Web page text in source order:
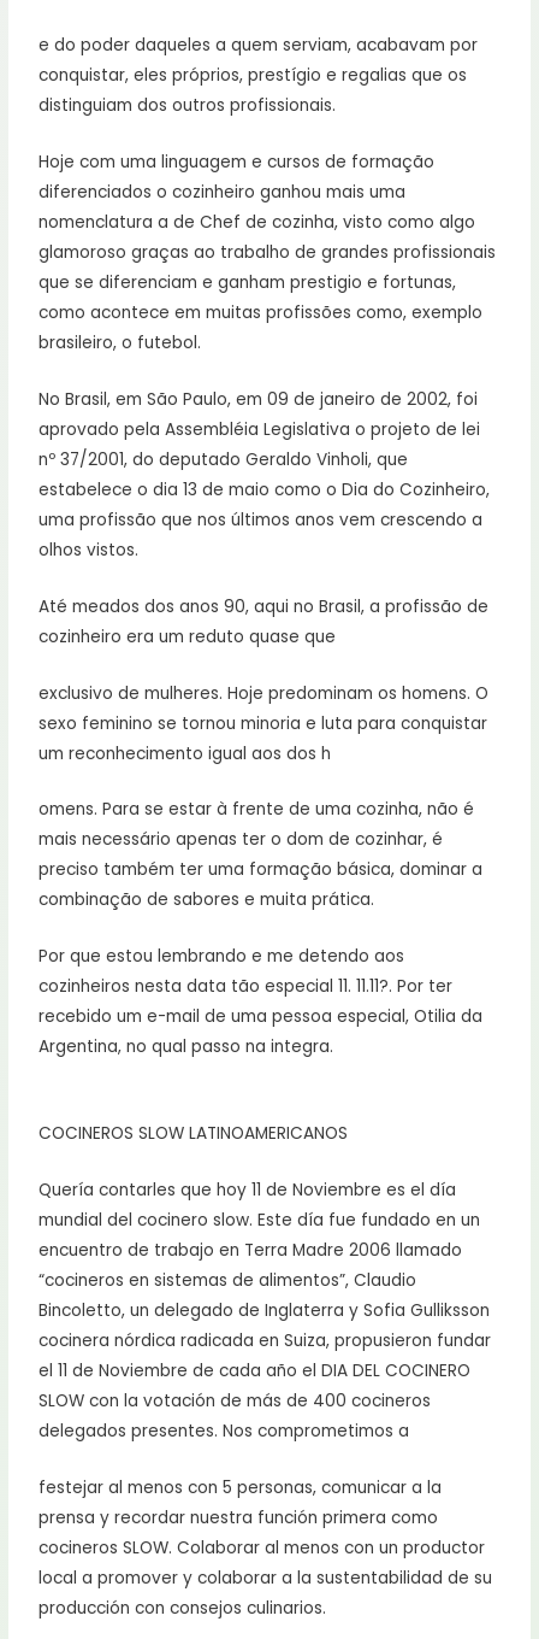
e do poder daqueles a quem serviam, acabavam por
conquistar, eles próprios, prestígio e regalias que os
distinguiam dos outros profissionais.
Hoje com uma linguagem e cursos de formação
diferenciados o cozinheiro ganhou mais uma
nomenclatura a de Chef de cozinha, visto como algo
glamoroso graças ao trabalho de grandes profissionais
que se diferenciam e ganham prestigio e fortunas,
como acontece em muitas profissões como, exemplo
brasileiro, o futebol.
No Brasil, em São Paulo, em 09 de janeiro de 2002, foi
aprovado pela Assembléia Legislativa o projeto de lei
nº 37/2001, do deputado Geraldo Vinholi, que
estabelece o dia 13 de maio como o Dia do Cozinheiro,
uma profissão que nos últimos anos vem crescendo a
olhos vistos.
Até meados dos anos 90, aqui no Brasil, a profissão de
cozinheiro era um reduto quase que
exclusivo de mulheres. Hoje predominam os homens. O
sexo feminino se tornou minoria e luta para conquistar
um reconhecimento igual aos dos h
omens. Para se estar à frente de uma cozinha, não é
mais necessário apenas ter o dom de cozinhar, é
preciso também ter uma formação básica, dominar a
combinação de sabores e muita prática.
Por que estou lembrando e me detendo aos
cozinheiros nesta data tão especial 11. 11.11?. Por ter
recebido um e-mail de uma pessoa especial, Otilia da
Argentina, no qual passo na integra.
COCINEROS SLOW LATINOAMERICANOS
Quería contarles que hoy 11 de Noviembre es el día
mundial del cocinero slow. Este día fue fundado en un
encuentro de trabajo en Terra Madre 2006 llamado
“cocineros en sistemas de alimentos”, Claudio
Bincoletto, un delegado de Inglaterra y Sofia Gulliksson
cocinera nórdica radicada en Suiza, propusieron fundar
el 11 de Noviembre de cada año el DIA DEL COCINERO
SLOW con la votación de más de 400 cocineros
delegados presentes. Nos comprometimos a
festejar al menos con 5 personas, comunicar a la
prensa y recordar nuestra función primera como
cocineros SLOW. Colaborar al menos con un productor
local a promover y colaborar a la sustentabilidad de su
producción con consejos culinarios.